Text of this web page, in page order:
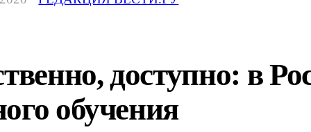
доступно: в
обучения